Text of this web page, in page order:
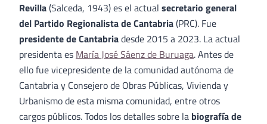
Revilla(Salceda, 1943) es el actual secretario general
del Partido Regionalista de Cantabria(PRC). Fue
presidente de Cantabriadesde 2015 a 2023. La actual
presidenta es María José Sáenz de Buruaga. Antes de
ello fue vicepresidente de la comunidad autónoma de
Cantabria y Consejero de Obras Públicas, Vivienda y
Urbanismo de esta misma comunidad, entre otros
cargos públicos. Todos los detalles sobre la biografía de